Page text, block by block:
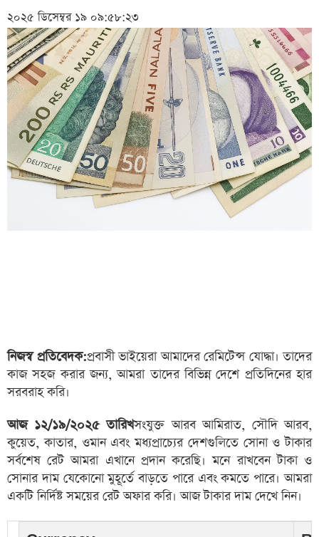
২০২৫ ডিসেম্বর ১৯ ০৯:৫৮:২৩
নিজস্ব প্রতিবেদক:প্রবাসী ভাইয়েরা আমাদের রেমিটেন্স যোদ্ধা। তাদের
কাজ সহজ করার জন্য, আমরা তাদের বিভিন্ন দেশে প্রতিদিনের হার
সরবরাহ করি।
আজ ১২/১৯/২০২৫ তারিখসংযুক্ত আরব আমিরাত, সৌদি আরব,
কুয়েত, কাতার, ওমান এবং মধ্যপ্রাচ্যের দেশগুলিতে সোনা ও টাকার
সর্বশেষ রেট আমরা এখানে প্রদান করেছি। মনে রাখবেন টাকা ও
সোনার দাম যেকোনো মুহূর্তে বাড়তে পারে এবং কমতে পারে। আমরা
একটি নির্দিষ্ট সময়ের রেট অফার করি। আজ টাকার দাম দেখে নিন।